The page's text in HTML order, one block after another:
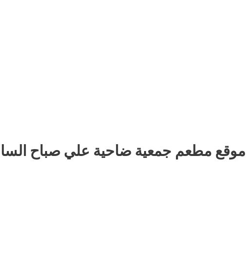
موقع مطعم جمعية ضاحية علي صباح